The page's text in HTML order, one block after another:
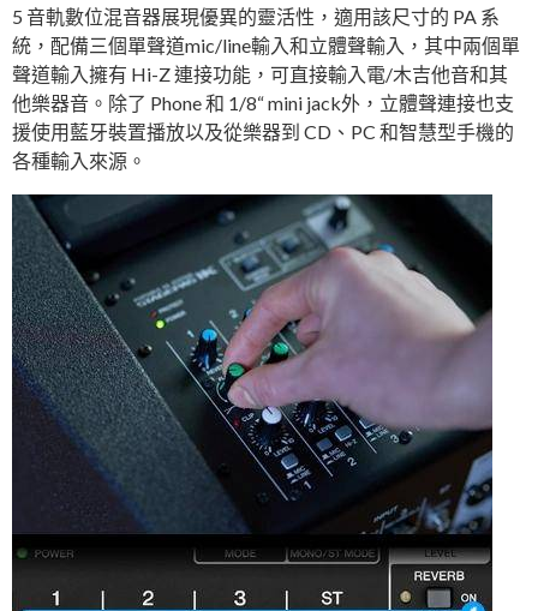
5 音軌數位混音器展現優異的靈活性，適用該尺寸的 PA 系
統，配備三個單聲道mic/line輸入和立體聲輸入，其中兩個單
聲道輸入擁有 Hi-Z 連接功能，可直接輸入電/木吉他音和其
他樂器音。除了 Phone 和 1/8“ mini jack外，立體聲連接也支
援使用藍牙裝置播放以及從樂器到 CD、PC 和智慧型手機的
各種輸入來源。